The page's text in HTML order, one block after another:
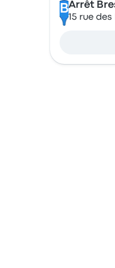
BArrêt
15 rue